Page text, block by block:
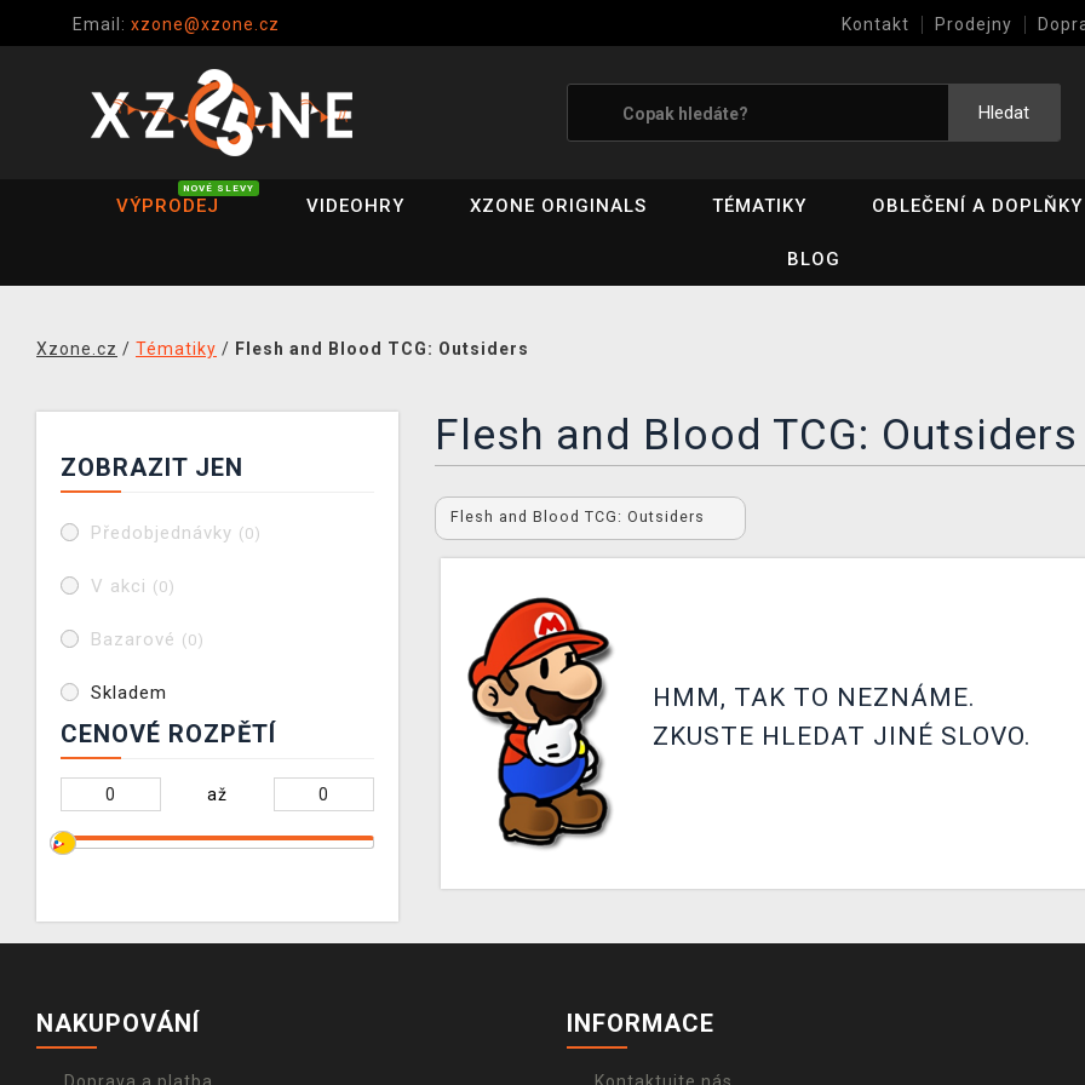
Email: xzone@xzone.cz Kontakt Prodejny
Hledat
VÝPRODEJ
NOVÉ SLEVY
VIDEOHRY XZONE ORIGINALS TÉMATIKY OBLEČENÍ A DOPLŇKY
BLOG
Xzone.cz / Tématiky / Flesh and Blood TCG: Outsiders
ZOBRAZIT JEN
Předobjednávky (0)
V akci (0)
Bazarové (0)
Skladem
CENOVÉ ROZPĚTÍ
až
Flesh and Blood TCG: Outsiders
Flesh and Blood TCG: Outsiders
HMM, TAK TO NEZNÁME.
ZKUSTE HLEDAT JINÉ SLOVO.
NAKUPOVÁNÍ INFORMACE